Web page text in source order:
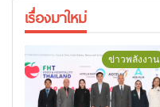
เรื่องมาใหม่
ข่าวพลังงาน